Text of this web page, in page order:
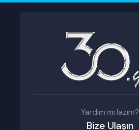
Yardım mı lazım?
Bize Ulaşın